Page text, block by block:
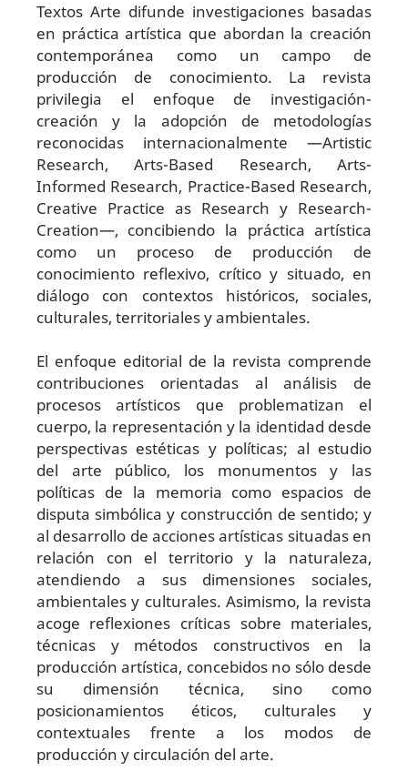
Textos Arte difunde investigaciones basadas
en práctica artística que abordan la creación
contemporánea como un campo de
producción de conocimiento. La revista
privilegia el enfoque de investigación-
creación y la adopción de metodologías
reconocidas internacionalmente —Artistic
Research, Arts-Based Research, Arts-
Informed Research, Practice-Based Research,
Creative Practice as Research y Research-
Creation—, concibiendo la práctica artística
como un proceso de producción de
conocimiento reflexivo, crítico y situado, en
diálogo con contextos históricos, sociales,
culturales, territoriales y ambientales.
El enfoque editorial de la revista comprende
contribuciones orientadas al análisis de
procesos artísticos que problematizan el
cuerpo, la representación y la identidad desde
perspectivas estéticas y políticas; al estudio
del arte público, los monumentos y las
políticas de la memoria como espacios de
disputa simbólica y construcción de sentido; y
al desarrollo de acciones artísticas situadas en
relación con el territorio y la naturaleza,
atendiendo a sus dimensiones sociales,
ambientales y culturales. Asimismo, la revista
acoge reflexiones críticas sobre materiales,
técnicas y métodos constructivos en la
producción artística, concebidos no sólo desde
su dimensión técnica, sino como
posicionamientos éticos, culturales y
contextuales frente a los modos de
producción y circulación del arte.